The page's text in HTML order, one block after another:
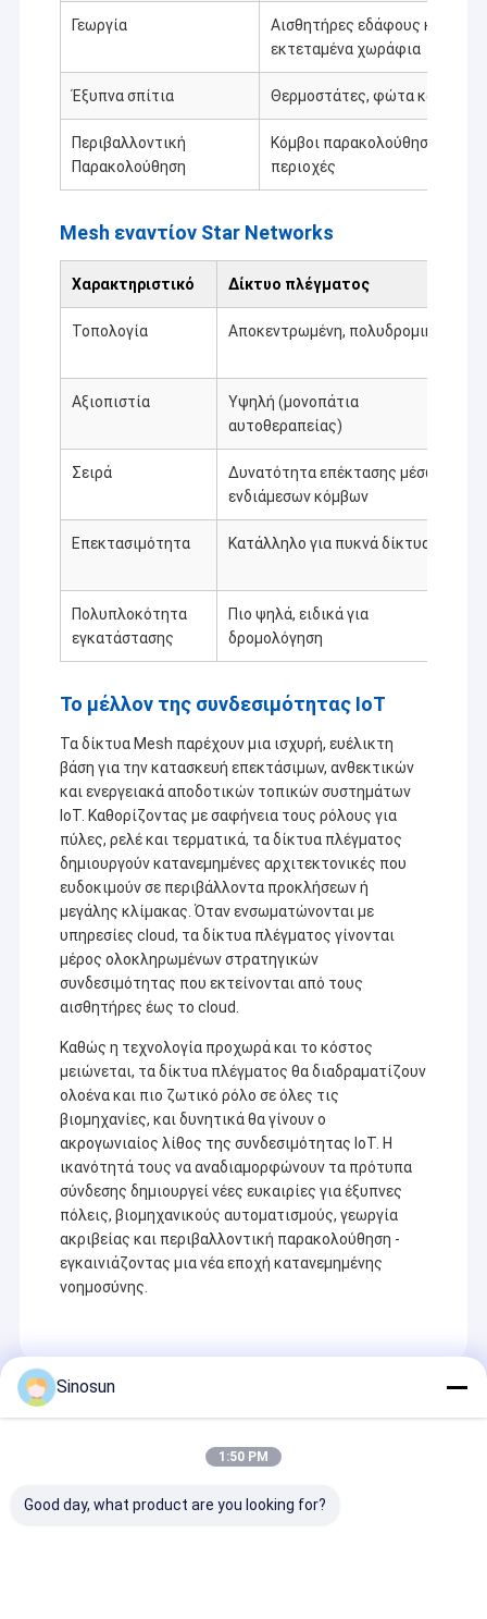
Γεωργία
Αισθητήρες εδάφους και
εκτεταμένα χωράφια
Έξυπνα σπίτια Θερμοστάτες, φώτα και
Περιβαλλοντική
Παρακολούθηση
Κόμβοι παρακολούθησης της
περιοχές
Mesh εναντίον Star Networks
Χαρακτηριστικό Δίκτυο πλέγματος
Τοπολογία Αποκεντρωμένη, πολυδρομική
Αξιοπιστία
Υψηλή (μονοπάτια
αυτοθεραπείας)
Σειρά
Δυνατότητα επέκτασης μέσω
ενδιάμεσων κόμβων
Επεκτασιμότητα Κατάλληλο για πυκνά δίκτυα
Πολυπλοκότητα
εγκατάστασης
Πιο ψηλά, ειδικά για
δρομολόγηση
Το μέλλον της συνδεσιμότητας IoT
Τα δίκτυα Mesh παρέχουν μια ισχυρή, ευέλικτη
βάση για την κατασκευή επεκτάσιμων, ανθεκτικών
και ενεργειακά αποδοτικών τοπικών συστημάτων
IoT. Καθορίζοντας με σαφήνεια τους ρόλους για
πύλες, ρελέ και τερματικά, τα δίκτυα πλέγματος
δημιουργούν κατανεμημένες αρχιτεκτονικές που
ευδοκιμούν σε περιβάλλοντα προκλήσεων ή
μεγάλης κλίμακας. Όταν ενσωματώνονται με
υπηρεσίες cloud, τα δίκτυα πλέγματος γίνονται
μέρος ολοκληρωμένων στρατηγικών
συνδεσιμότητας που εκτείνονται από τους
αισθητήρες έως το cloud.
Καθώς η τεχνολογία προχωρά και το κόστος
μειώνεται, τα δίκτυα πλέγματος θα διαδραματίζουν
ολοένα και πιο ζωτικό ρόλο σε όλες τις
βιομηχανίες, και δυνητικά θα γίνουν ο
ακρογωνιαίος λίθος της συνδεσιμότητας IoT. Η
ικανότητά τους να αναδιαμορφώνουν τα πρότυπα
σύνδεσης δημιουργεί νέες ευκαιρίες για έξυπνες
πόλεις, βιομηχανικούς αυτοματισμούς, γεωργία
ακριβείας και περιβαλλοντική παρακολούθηση -
εγκαινιάζοντας μια νέα εποχή κατανεμημένης
νοημοσύνης.
Recommended Products
Sinosun
1:50 PM
Good day, what product are you looking for?